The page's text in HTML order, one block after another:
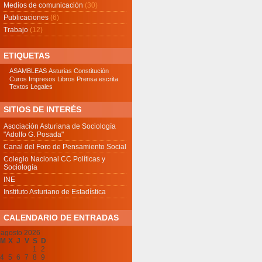
Medios de comunicación (30)
Publicaciones (6)
Trabajo (12)
ETIQUETAS
ASAMBLEAS Asturias Constitución
Curos Impresos Libros Prensa escrita
Textos Legales
SITIOS DE INTERÉS
Asociación Asturiana de Sociología
"Adolfo G. Posada"
Canal del Foro de Pensamiento Social
Colegio Nacional CC Políticas y
Sociología
INE
Instituto Asturiano de Estadística
CALENDARIO DE ENTRADAS
agosto 2026
M X J V S D
1 2
4 5 6 7 8 9